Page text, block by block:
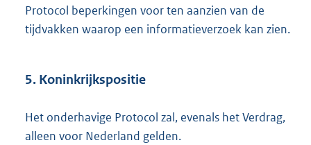
Protocol beperkingen voor ten aanzien van de
tijdvakken waarop een informatieverzoek kan zien.
5. Koninkrijkspositie
Het onderhavige Protocol zal, evenals het Verdrag,
alleen voor Nederland gelden.